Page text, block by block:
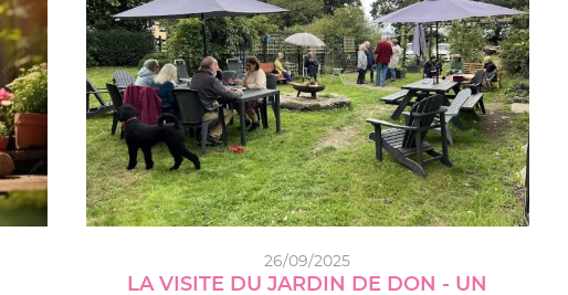
26/09/2025
LA VISITE DU JARDIN DE DON - UN